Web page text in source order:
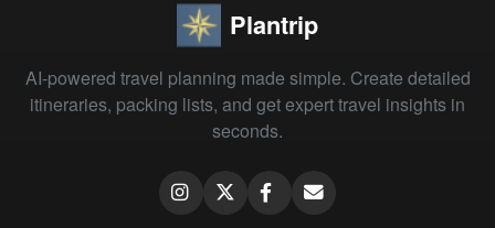
Plantrip
AI-powered travel planning made simple. Create detailed
itineraries, packing lists, and get expert travel insights in
seconds.